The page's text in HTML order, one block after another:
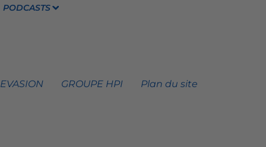
PODCASTS
GROUPE HPI Plan du site